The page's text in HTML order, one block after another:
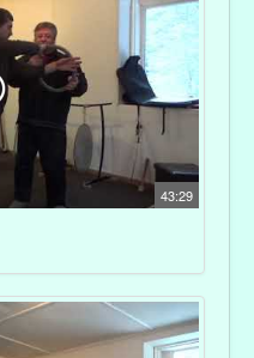
43:29